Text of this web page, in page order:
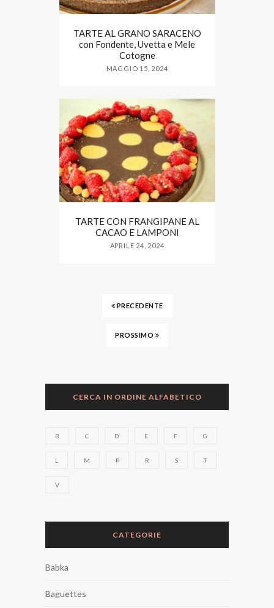
TARTE AL GRANO SARACENO
con Fondente, Uvetta e Mele
Cotogne
MAGGIO 15, 2024
TARTE CON FRANGIPANE AL
CACAO E LAMPONI
APRILE 24, 2024
PRECEDENTE
PROSSIMO
CERCA IN ORDINE ALFABETICO
B C D E F G
L M P R S T
V
CATEGORIE
Babka
Baguettes